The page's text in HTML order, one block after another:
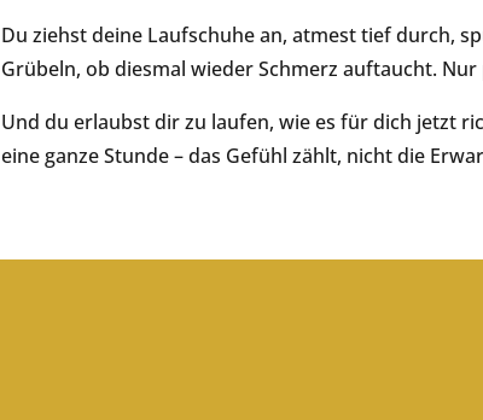
Du ziehst deine Laufschuhe an, atmest tief durch,
Grübeln, ob diesmal wieder Schmerz auftaucht.
Und du erlaubst dir zu laufen, wie es für dich jetzt
eine ganze Stunde – das Gefühl zählt, nicht die